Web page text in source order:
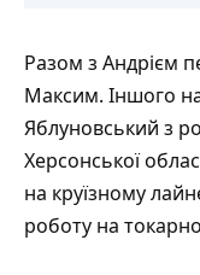
Разом з Андрієм
Максим. Іншого
Яблуновський з
Херсонської
на круїзному
роботу на